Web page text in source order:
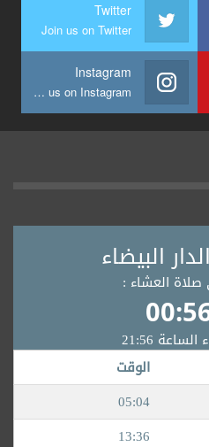
Twitter
Join us on Twitter
Instagram
Join us on Instagram